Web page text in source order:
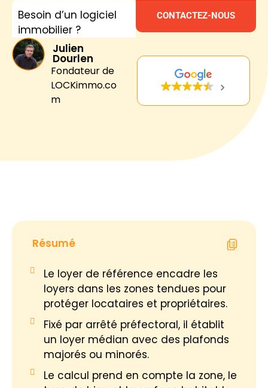
Besoin d’un logiciel
immobilier ?
CONTACTEZ-NOUS
Julien
Dourlen
Fondateur de
LOCKimmo.co
m
Résumé
Le loyer de référence encadre les
loyers dans les zones tendues pour
protéger locataires et propriétaires.
Fixé par arrêté préfectoral, il établit
un loyer médian avec des plafonds
majorés ou minorés.
Le calcul prend en compte la zone, le